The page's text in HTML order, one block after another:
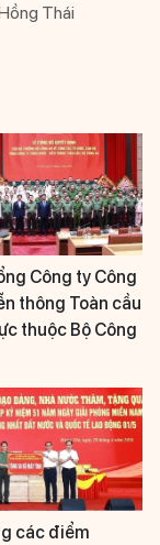
Thái
Công ty Công
thông Toàn cầu
thuộc Bộ Công
các điểm